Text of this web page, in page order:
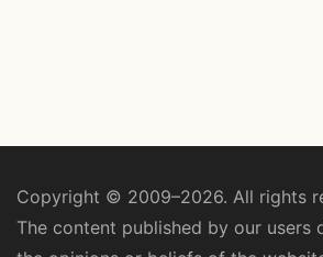
Copyright © 2009–2026. All rights
The content published by our users